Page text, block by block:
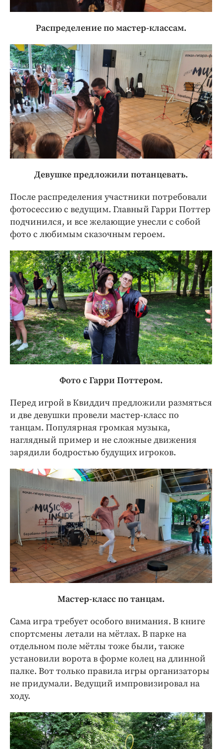
Распределение по мастер-классам.
Девушке предложили потанцевать.
После распределения участники потребовали
фотосессию с ведущим. Главный Гарри Поттер
подчинился, и все желающие унесли с собой
фото с любимым сказочным героем.
Фото с Гарри Поттером.
Перед игрой в Квиддич предложили размяться
и две девушки провели мастер-класс по
танцам. Популярная громкая музыка,
наглядный пример и не сложные движения
зарядили бодростью будущих игроков.
Мастер-класс по танцам.
Сама игра требует особого внимания. В книге
спортсмены летали на мётлах. В парке на
отдельном поле мётлы тоже были, также
установили ворота в форме колец на длинной
палке. Вот только правила игры организаторы
не придумали. Ведущий импровизировал на
ходу.